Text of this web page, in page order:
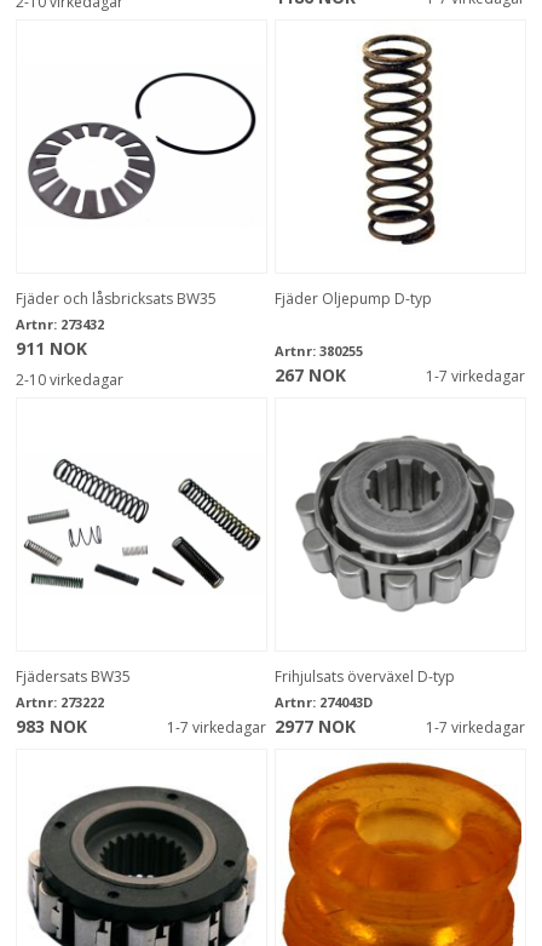
Fjäder och låsbricksats BW35
Artnr: 273432
911 NOK
2-10 virkedagar
Fjäder Oljepump D-typ
Artnr: 380255
267 NOK 1-7 virkedagar
Fjädersats BW35
Artnr: 273222
983 NOK 1-7 virkedagar
Frihjulsats överväxel D-typ
Artnr: 274043D
2977 NOK 1-7 virkedagar